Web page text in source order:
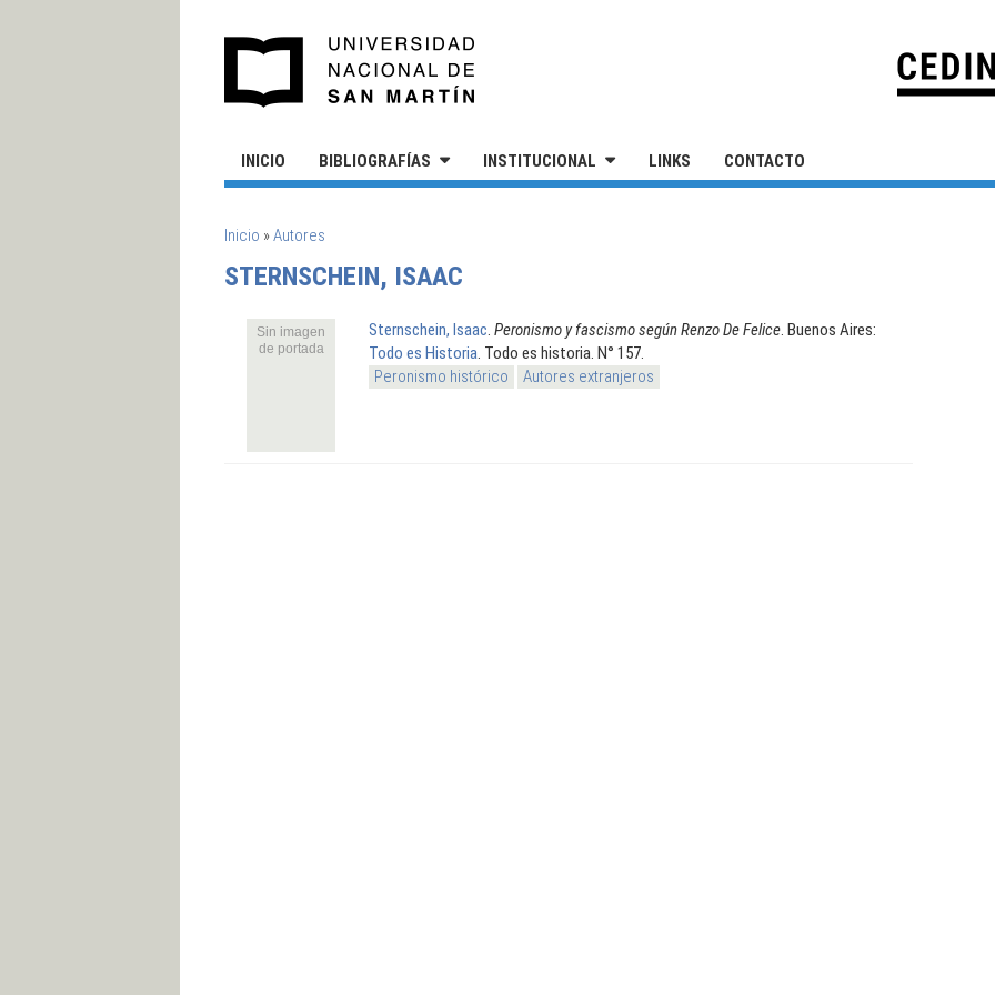
INICIO BIBLIOGRAFÍAS INSTITUCIONAL LINKS CONTACTO
SE ENCUENTRA USTED AQUÍ
Inicio »Autores
STERNSCHEIN, ISAAC
Sin imagen
de portada
Sternschein, Isaac Peronismo y fascismo según Renzo De Felice . Buenos Aires:
Todo es Historia . Todo es historia. N° 157.
Peronismo histórico
Autores extranjeros